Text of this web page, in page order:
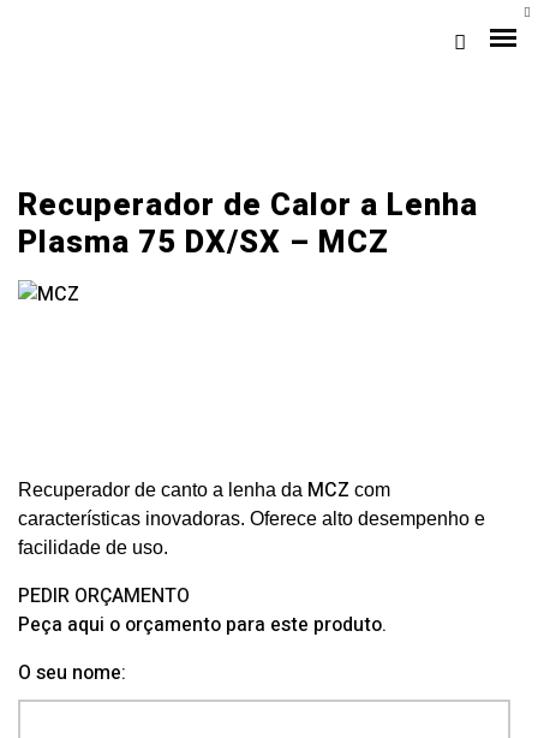
Assistência
Pós-venda
Recuperador de Calor a Lenha
Plasma 75 DX/SX – MCZ
Recuperador de canto a lenha da MCZ com
características inovadoras. Oferece alto desempenho e
facilidade de uso.
PEDIR ORÇAMENTO
Peça aqui o orçamento para este produto.
O seu nome: